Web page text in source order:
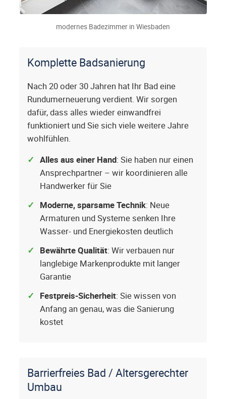
modernes Badezimmer in Wiesbaden
Komplette Badsanierung
Nach 20 oder 30 Jahren hat Ihr Bad eine
Rundumerneuerung verdient. Wir sorgen
dafür, dass alles wieder einwandfrei
funktioniert und Sie sich viele weitere Jahre
wohlfühlen.
Alles aus einer Hand: Sie haben nur einen
Ansprechpartner – wir koordinieren alle
Handwerker für Sie
Moderne, sparsame Technik: Neue
Armaturen und Systeme senken Ihre
Wasser- und Energiekosten deutlich
Bewährte Qualität: Wir verbauen nur
langlebige Markenprodukte mit langer
Garantie
Festpreis-Sicherheit: Sie wissen von
Anfang an genau, was die Sanierung
kostet
Barrierfreies Bad / Altersgerechter
Umbau